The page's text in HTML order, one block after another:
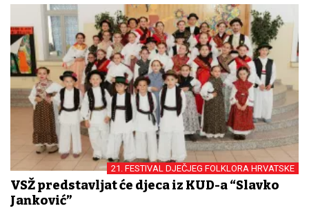
21. FESTIVAL DJEČJEG FOLKLORA HRVATSKE
VSŽ predstavljat će djeca iz KUD-a “Slavko
Janković”